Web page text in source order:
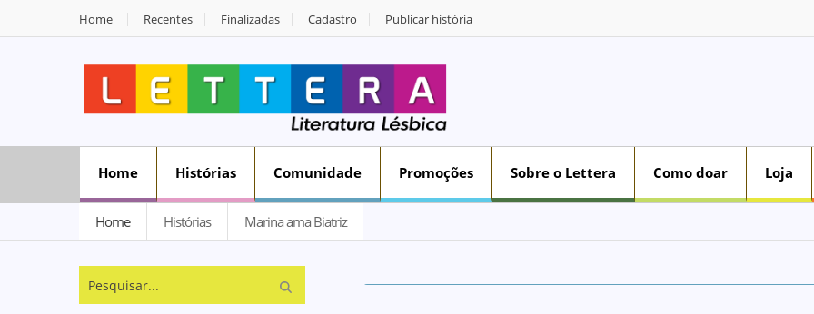
Home Recentes Finalizadas Cadastro Publicar história
Home Histórias Comunidade Promoções Sobre o Lettera Como doar Loja
Home Histórias Marina ama Biatriz